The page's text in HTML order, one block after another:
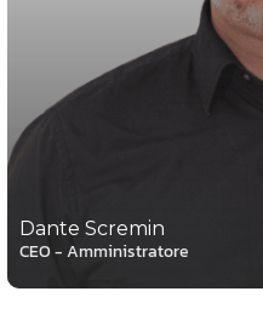
Dante Scremin
CEO - Amministratore